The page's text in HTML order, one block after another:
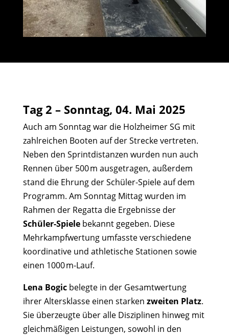
Tag 2 – Sonntag, 04. Mai 2025
Auch am Sonntag war die Holzheimer SG mit
zahlreichen Booten auf der Strecke vertreten.
Neben den Sprintdistanzen wurden nun auch
Rennen über 500 m ausgetragen, außerdem
stand die Ehrung der Schüler-Spiele auf dem
Programm. Am Sonntag Mittag wurden im
Rahmen der Regatta die Ergebnisse der
Schüler-Spielebekannt gegeben. Diese
Mehrkampfwertung umfasste verschiedene
koordinative und athletische Stationen sowie
einen 1000 m-Lauf.
Lena Bogicbelegte in der Gesamtwertung
ihrer Altersklasse einen starken zweiten Platz.
Sie überzeugte über alle Disziplinen hinweg mit
gleichmäßigen Leistungen, sowohl in den